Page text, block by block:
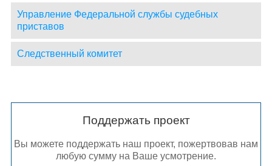
Управление Федеральной службы судебных
приставов
Следственный комитет
Поддержать проект
Вы можете поддержать наш проект, пожертвовав нам
любую сумму на Ваше усмотрение.